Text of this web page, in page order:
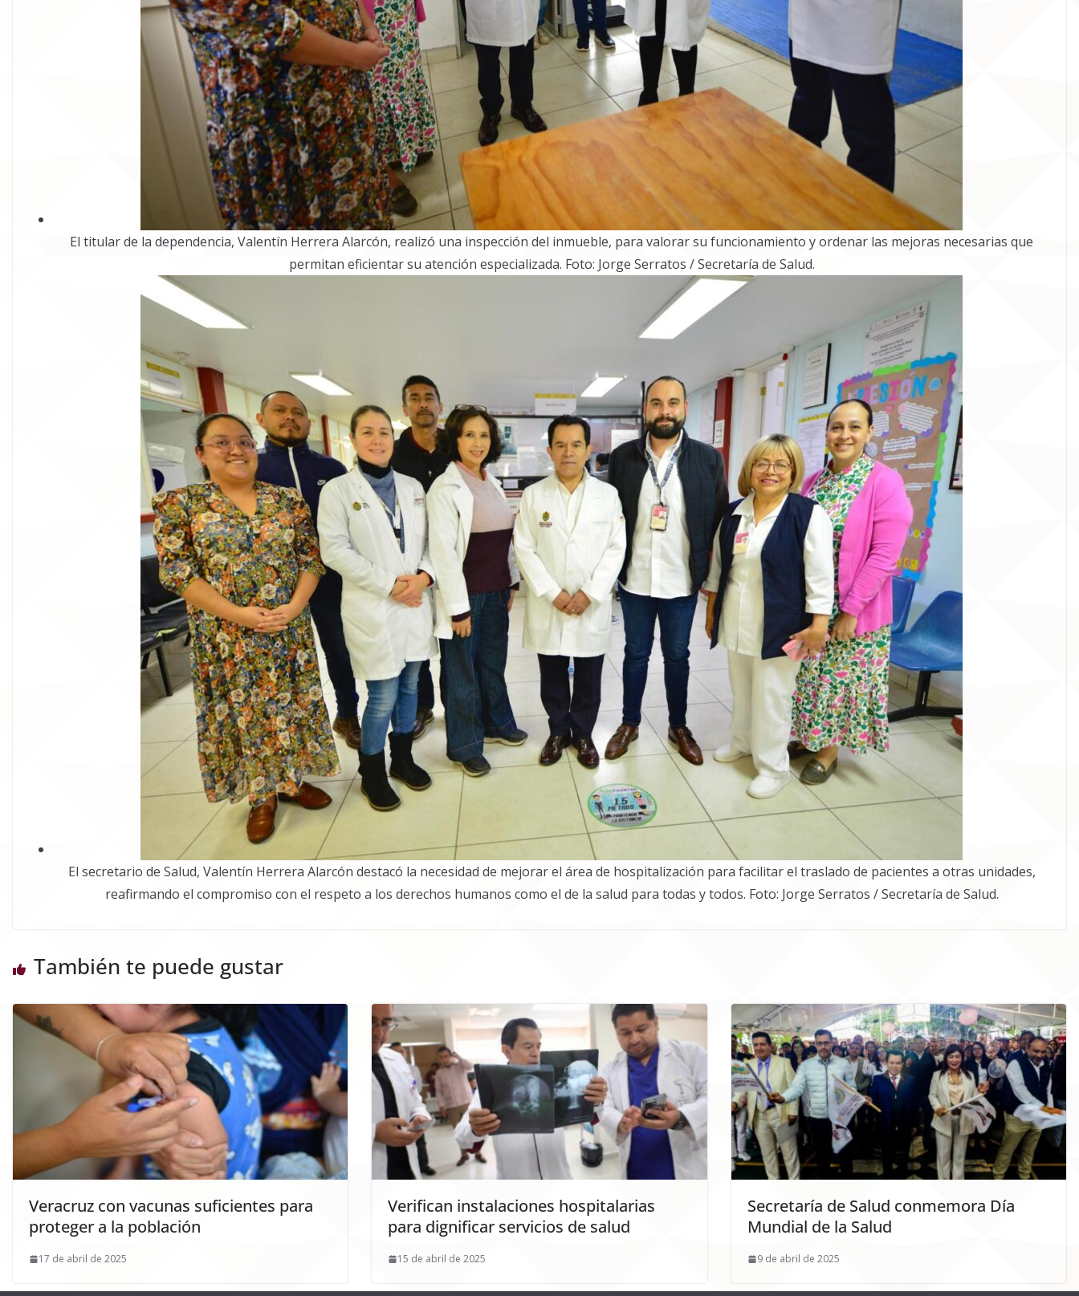
El titular de la dependencia, Valentín Herrera Alarcón, realizó una inspección del inmueble, para valorar su funcionamiento y ordenar las mejoras necesarias que
permitan eficientar su atención especializada. Foto: Jorge Serratos / Secretaría de Salud.
El secretario de Salud, Valentín Herrera Alarcón destacó la necesidad de mejorar el área de hospitalización para facilitar el traslado de pacientes a otras unidades,
reafirmando el compromiso con el respeto a los derechos humanos como el de la salud para todas y todos. Foto: Jorge Serratos / Secretaría de Salud.
También te puede gustar
Veracruz con vacunas suficientes para
proteger a la población
17 de abril de 2025
Verifican instalaciones hospitalarias
para dignificar servicios de salud
15 de abril de 2025
Secretaría de Salud conmemora Día
Mundial de la Salud
9 de abril de 2025